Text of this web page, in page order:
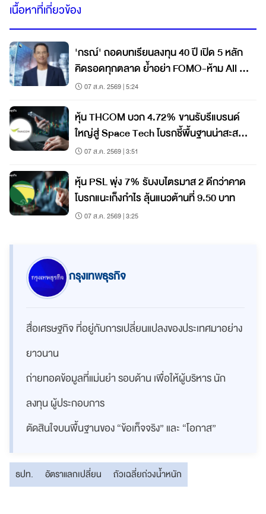
เนื้อหาที่เกี่ยวข้อง
'กรณ์' ถอดบทเรียนลงทุน 40 ปี เปิด 5 หลัก
คิดรอดทุกตลาด ย้ำอย่า FOMO-ห้าม All In
วินัยคือกุญแจสร้างมั่งคั่ง
07 ส.ค. 2569 | 5:24
หุ้น THCOM บวก 4.72% ขานรับรีแบรนด์
ใหญ่สู่ Space Tech โบรกชี้พื้นฐานน่าสะสม
ราคายังมีอัพไซด์
07 ส.ค. 2569 | 3:51
หุ้น PSL พุ่ง 7% รับงบไตรมาส 2 ดีกว่าคาด
โบรกแนะเก็งกำไร ลุ้นแนวต้านที่ 9.50 บาท
07 ส.ค. 2569 | 3:25
กรุงเทพธุรกิจ
สื่อเศรษฐกิจ ที่อยู่กับการเปลี่ยนแปลงของประเทศมาอย่าง
ยาวนาน
ถ่ายทอดข้อมูลที่แม่นยำ รอบด้าน เพื่อให้ผู้บริหาร นัก
ลงทุน ผู้ประกอบการ
ตัดสินใจบนพื้นฐานของ “ข้อเท็จจริง” และ “โอกาส”
ธปท. อัตราแลกเปลี่ยน ถัวเฉลี่ยถ่วงน้ำหนัก